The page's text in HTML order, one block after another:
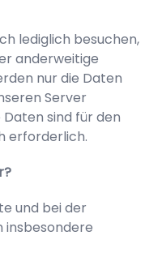
lediglich besuchen,
anderweitige
nur die Daten
Server
sind für den
erforderlich.
und bei der
insbesondere